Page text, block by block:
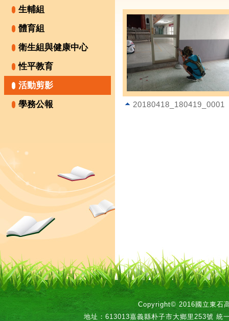
生輔組
體育組
衛生組與健康中心
性平教育
活動剪影
學務公報
20180418_180419_0001
Copyright© 2016國立東石
地址：613013嘉義縣朴子市大鄉里253號 統